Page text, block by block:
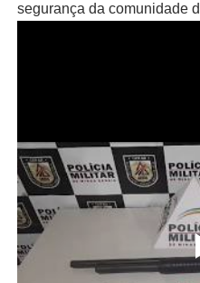
segurança da comunidade